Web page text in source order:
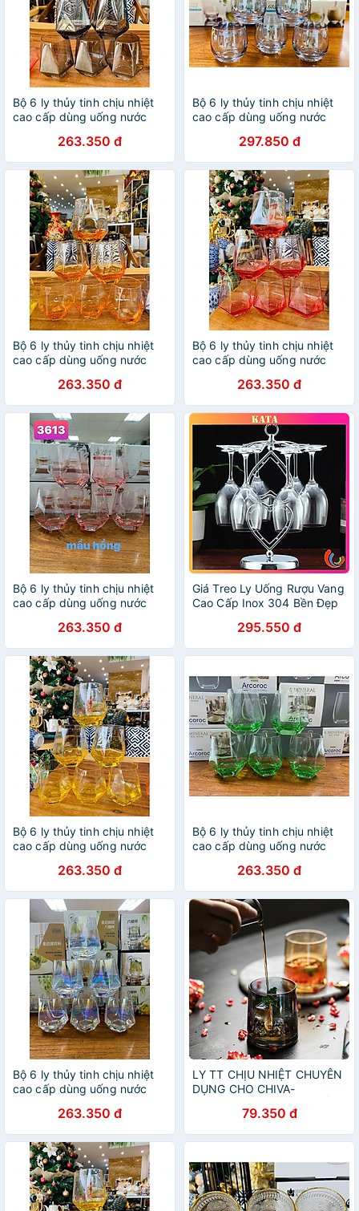
Bộ 6 ly thủy tinh chịu nhiệt
cao cấp dùng uống nước
cương ghi263.350 đ
Bộ 6 ly thủy tinh chịu nhiệt
cao cấp dùng uống nước
297.850 đ
Bộ 6 ly thủy tinh chịu nhiệt
cao cấp dùng uống nước
cương cam263.350 đ
Bộ 6 ly thủy tinh chịu nhiệt
cao cấp dùng uống nước
cương đỏ263.350 đ
Bộ 6 ly thủy tinh chịu nhiệt
cao cấp dùng uống nước
cương hồng263.350 đ
Giá Treo Ly Uống Rượu Vang
Cao Cấp Inox 304 Bền Đẹp
295.550 đ
Bộ 6 ly thủy tinh chịu nhiệt
cao cấp dùng uống nước
cương vàng chanh
263.350 đ
Bộ 6 ly thủy tinh chịu nhiệt
cao cấp dùng uống nước
cương xanh lá263.350 đ
Bộ 6 ly thủy tinh chịu nhiệt
cao cấp dùng uống nước
cương ánh xanh
263.350 đ
LY TT CHỊU NHIỆT CHUYÊN
DỤNG CHO CHIVA-
THỦY TINH CAO CẤP | CỐC
TRỤ UỐNG RƯỢU MẠNH
79.350 đ